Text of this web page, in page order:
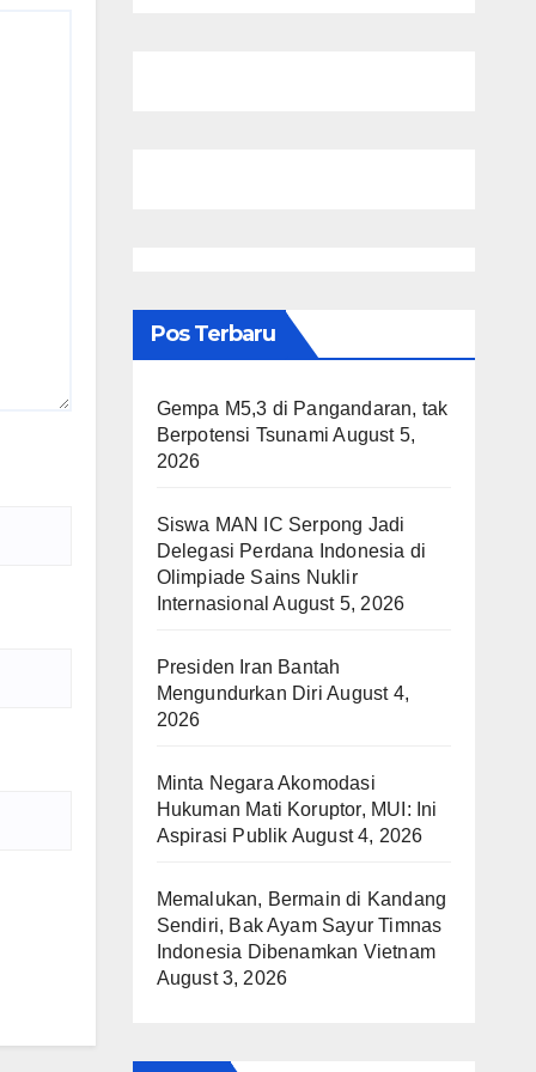
Pos Terbaru
Gempa M5,3 di Pangandaran, tak
Berpotensi Tsunami August 5,
2026
Siswa MAN IC Serpong Jadi
Delegasi Perdana Indonesia di
Olimpiade Sains Nuklir
Internasional August 5, 2026
Presiden Iran Bantah
Mengundurkan Diri August 4,
2026
Minta Negara Akomodasi
Hukuman Mati Koruptor, MUI: Ini
Aspirasi Publik August 4, 2026
Memalukan, Bermain di Kandang
Sendiri, Bak Ayam Sayur Timnas
Indonesia Dibenamkan Vietnam
August 3, 2026